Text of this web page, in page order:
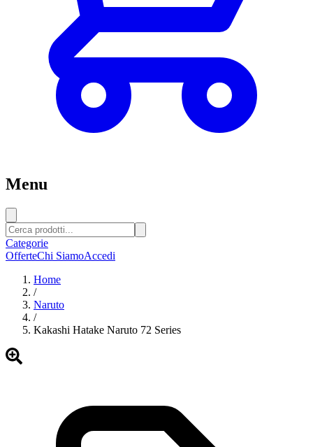
Menu
Categorie
OfferteChi SiamoAccedi
Home
/
Naruto
/
Kakashi Hatake Naruto 72 Series